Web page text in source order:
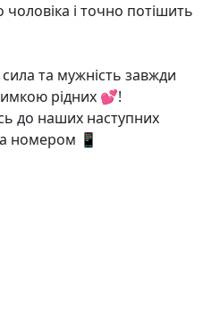
і точно потішить
та мужність завжди
рідних 💕!
до наших наступних
номером 📱
у світі
Піратські Пригоди відбулись